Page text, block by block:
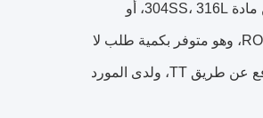
والغاز والبخار والزيت والهواء.يتم تشغيله إما بمصدر طاقة 5V DC أو 12-32V DC، ويتم تصنيع الغلاف من مادة 304SS، 316L، أو
316SS، والتي تضمن أقصى قدر من المتانة والموثوقية.يأتي مستشعر الضغط هذا أيضًا بشهادتي CE وROHS، وهو متوفر بكمية طلب لا
تقل عن 1. سعر هذا المنتج هو 15 دولارًا، ويأتي مع عبوة كرتونية، مع وقت تسليم مدته 5 أيام.يتم قبول الدفع عن طريق TT، ولدى المورد